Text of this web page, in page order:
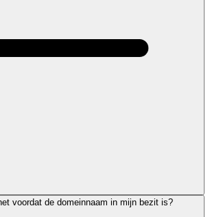
voordat de domeinnaam in mijn bezit is?